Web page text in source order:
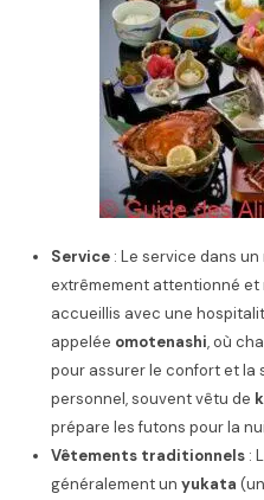
Service : Le service dans
extrêmement attentionné
accueillis avec une
appelée omotenashi, où
pour assurer le confort et la
personnel, souvent vêtu de
prépare les futons pour la
Vêtements traditionnels :
généralement unyukata